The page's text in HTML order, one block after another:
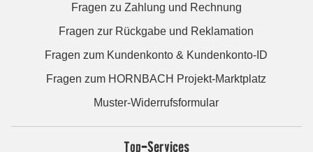
Fragen zu Zahlung und Rechnung
Fragen zur Rückgabe und Reklamation
Fragen zum Kundenkonto & Kundenkonto-ID
Fragen zum HORNBACH Projekt-Marktplatz
Muster-Widerrufsformular
Top-Services